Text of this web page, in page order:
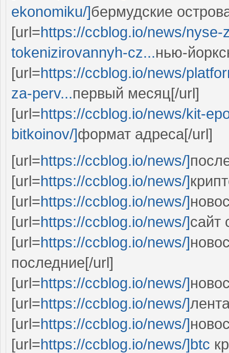
ekonomiku/]бермудские
[url=https://ccblog.io/news/
tokenizirovannyh-cz...нью-
[url=https://ccblog.io/news/
za-perv...первый месяц[/url]
[url=https://ccblog.io/news/kit-
bitkoinov/]формат адреса[/url]
[url=https://ccblog.io/news/]
[url=https://ccblog.io/news/]
[url=https://ccblog.io/news/]
[url=https://ccblog.io/news/]сайт
[url=https://ccblog.io/news/]
последние[/url]
[url=https://ccblog.io/news/]
[url=https://ccblog.io/news/]
[url=https://ccblog.io/news/]
[url=https://ccblog.io/news/]btc